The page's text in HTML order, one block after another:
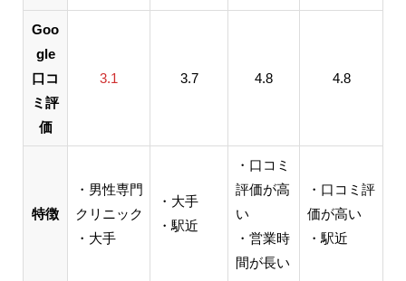
Goo
gle
口コ
ミ評
価
3.1 3.7 4.8 4.8
特徴
・男性専門
クリニック
・大手
・大手
・駅近
・口コミ
評価が高
い
・営業時
間が長い
・口コミ評
価が高い
・駅近